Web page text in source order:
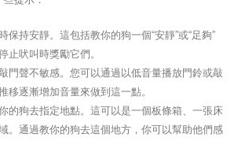
保持安靜。這包括教你的狗一個“安靜”或“足夠”
止吠叫時獎勵它們。
門聲不敏感。您可以通過以低音量播放門鈴或敲
移逐漸增加音量來做到這一點。
的狗去指定地點。這可以是一個板條箱、一張床
。通過教你的狗去這個地方，你可以幫助他們感